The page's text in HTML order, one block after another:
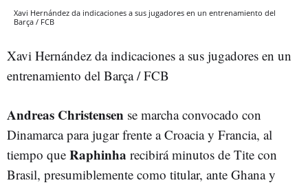
Xavi Hernández da indicaciones a sus jugadores en un entrenamiento del
Barça / FCB
Xavi Hernández da indicaciones a sus jugadores en un
entrenamiento del Barça / FCB
Andreas Christensen se marcha convocado con
Dinamarca para jugar frente a Croacia y Francia, al
tiempo que Raphinha recibirá minutos de Tite con
Brasil, presumiblemente como titular, ante Ghana y